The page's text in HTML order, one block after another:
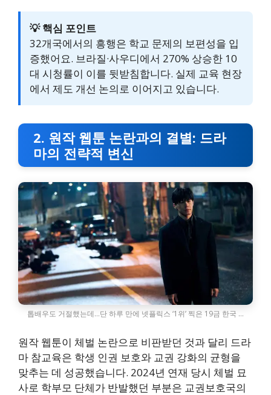
💡 핵심 포인트
32개국에서의 흥행은 학교 문제의 보편성을 입
증했어요. 브라질·사우디에서 270% 상승한 10
대 시청률이 이를 뒷받침합니다. 실제 교육 현장
에서 제도 개선 논의로 이어지고 있습니다.
2. 원작 웹툰 논란과의 결별: 드라
마의 전략적 변신
톱배우도 거절했는데…단 하루 만에 넷플릭스 ‘1위’ 찍은 19금 한국 …
원작 웹툰이 체벌 논란으로 비판받던 것과 달리 드라
마 참교육은 학생 인권 보호와 교권 강화의 균형을
맞추는 데 성공했습니다. 2024년 연재 당시 체벌 묘
사로 학부모 단체가 반발했던 부분은 교권보호국의